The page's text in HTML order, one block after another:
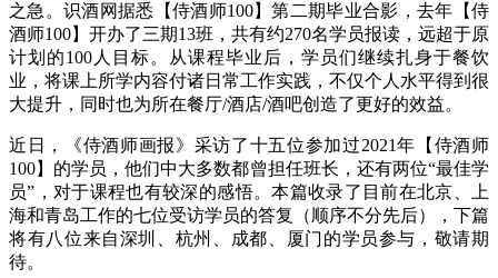
之急。识酒网据悉【侍酒师100】第二期毕业合影，去年【侍
酒师100】开办了三期13班，共有约270名学员报读，远超于原
计划的100人目标。从课程毕业后，学员们继续扎身于餐饮
业，将课上所学内容付诸日常工作实践，不仅个人水平得到很
大提升，同时也为所在餐厅/酒店/酒吧创造了更好的效益。
近日，《侍酒师画报》采访了十五位参加过2021年【侍酒师
100】的学员，他们中大多数都曾担任班长，还有两位“最佳学
员”，对于课程也有较深的感悟。本篇收录了目前在北京、上
海和青岛工作的七位受访学员的答复（顺序不分先后），下篇
将有八位来自深圳、杭州、成都、厦门的学员参与，敬请期
待。